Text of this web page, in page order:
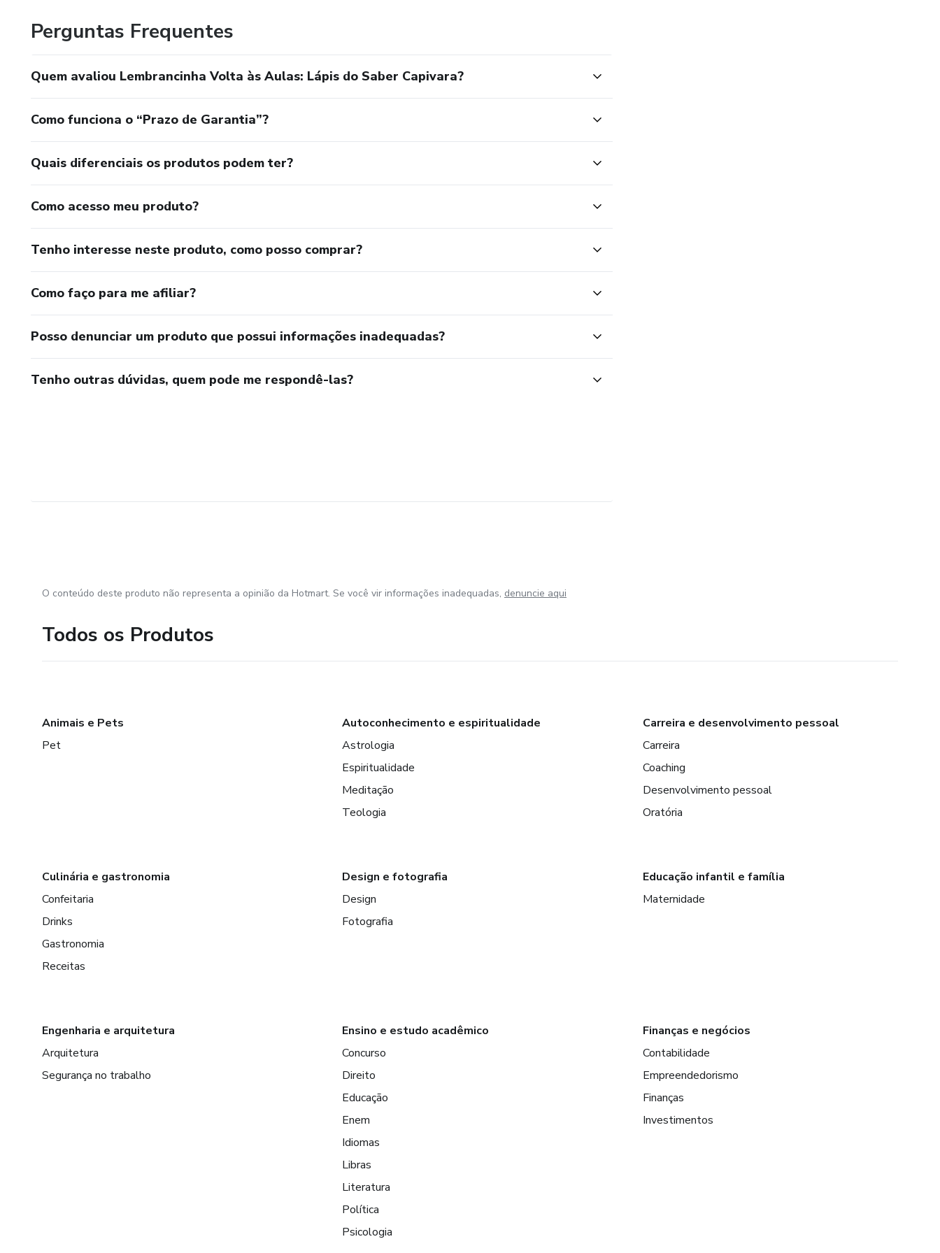
Perguntas Frequentes
Quem avaliou Lembrancinha Volta às Aulas: Lápis do Saber Capivara?
Como funciona o “Prazo de Garantia”?
Quais diferenciais os produtos podem ter?
Como acesso meu produto?
Tenho interesse neste produto, como posso comprar?
Como faço para me afiliar?
Posso denunciar um produto que possui informações inadequadas?
Tenho outras dúvidas, quem pode me respondê-las?
O conteúdo deste produto não representa a opinião da Hotmart. Se você vir informações inadequadas, denuncie aqui
Todos os Produtos
Animais e Pets
Pet
Autoconhecimento e espiritualidade
Astrologia
Espiritualidade
Meditação
Teologia
Carreira e desenvolvimento pessoal
Carreira
Coaching
Desenvolvimento pessoal
Oratória
Culinária e gastronomia
Confeitaria
Drinks
Gastronomia
Receitas
Design e fotografia
Design
Fotografia
Educação infantil e família
Maternidade
Engenharia e arquitetura
Arquitetura
Segurança no trabalho
Ensino e estudo acadêmico
Concurso
Direito
Educação
Enem
Idiomas
Libras
Literatura
Política
Psicologia
Finanças e negócios
Contabilidade
Empreendedorismo
Finanças
Investimentos